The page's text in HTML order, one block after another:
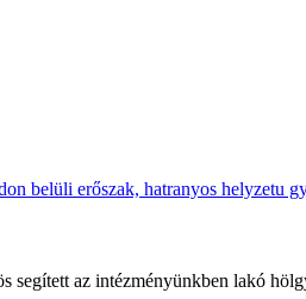
az intézményünkben lakó